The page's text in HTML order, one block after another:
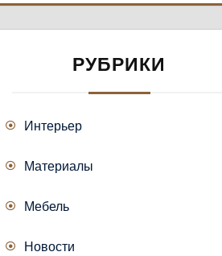
РУБРИКИ
Интерьер
Материалы
Мебель
Новости